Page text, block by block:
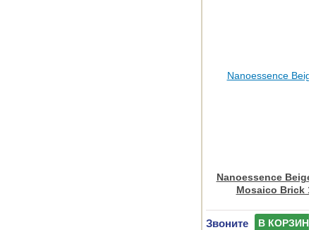
Nanoessence Beige
Mosaico Brick
Звоните В КОРЗИНУ